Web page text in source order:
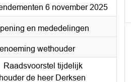
6 november 2025
en mededelingen
wethouder
Raadsvoorstel tijdelijk
de heer Derksen